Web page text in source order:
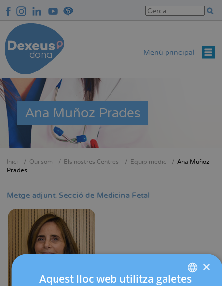
contingut
Menú principal
Ana Muñoz Prades
Fil
Inici Qui som Els nostres Centres Equip mèdic
Ana Muñoz
Prades
Metge adjunt Secció de Medicina Fetal
×
Aquest lloc web utilitza galetes